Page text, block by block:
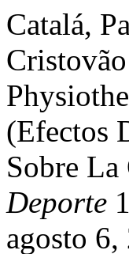
Catalá,
(Efectos
Sobre
Deporte
agosto 6,